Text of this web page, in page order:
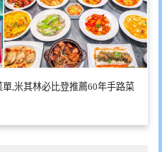
,米其林必比登推薦60年手路菜